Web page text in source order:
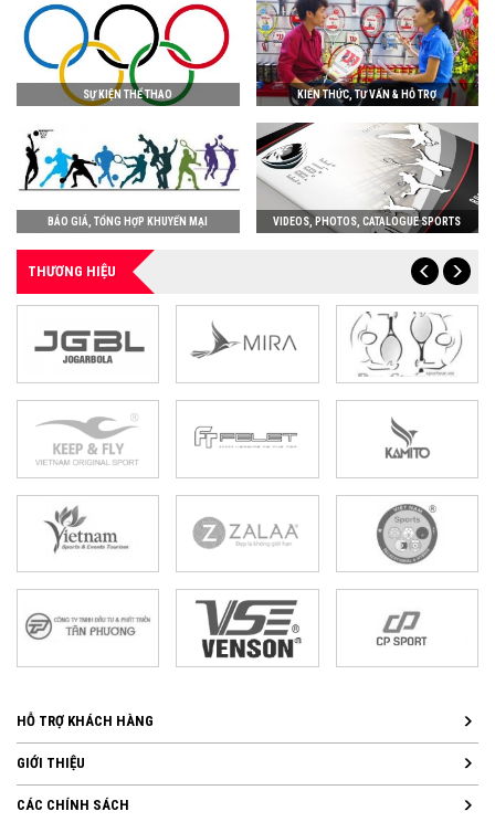
SỰ KIỆN THỂ THAO KIẾN THỨC, TƯ VẤN & HỖ TRỢ
BÁO GIÁ, TỔNG HỢP KHUYẾN MẠI VIDEOS, PHOTOS, CATALOGUE SPORTS
THƯƠNG HIỆU
HỖ TRỢ KHÁCH HÀNG
GIỚI THIỆU
CÁC CHÍNH SÁCH